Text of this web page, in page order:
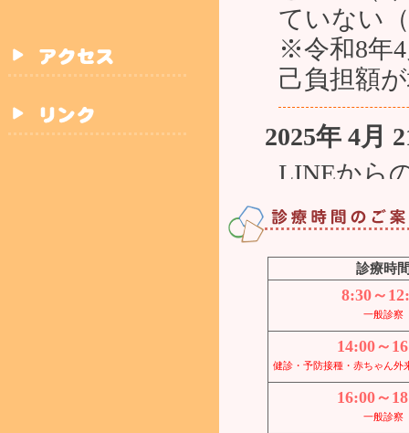
ていない
※令和8年
己負担額
2025年 4月
LINEから
予約完了
します。
診察券を
予約サイ
願いしま
※初診の方
録をお願
診療時
8:30～
一般診察
14:00～
健診・予防接種・赤ちゃん外
16:00～
一般診察